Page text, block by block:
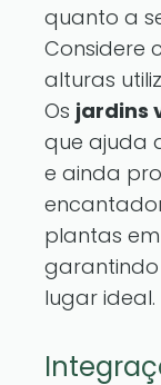
quanto a
Considere
alturas
Os jardins
que ajuda
e ainda
plantas
lugar ideal.